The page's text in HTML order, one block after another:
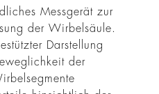
Messgerät zur
der Wirbelsäule.
Darstellung
der